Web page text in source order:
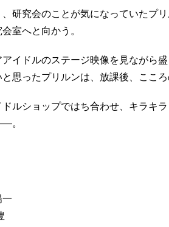
研究会のことが気になっていたプ
室へと向かう。
イドルのステージ映像を見ながら
思ったプリルンは、放課後、こころ
ドルショップではち合わせ、キラキ
。
一